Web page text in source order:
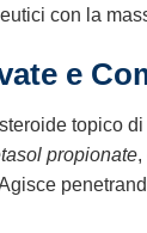
con la
e
topico
propionate,